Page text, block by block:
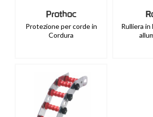
Prothoc
Protezione per corde in
Cordura
Rulliera in